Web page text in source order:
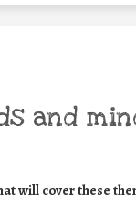
and
will cover these